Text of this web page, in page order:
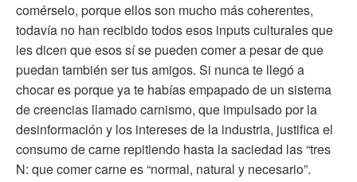
comérselo, porque ellos son mucho más coherentes,
todavía no han recibido todos esos inputs culturales que
les dicen que esos sí se pueden comer a pesar de que
puedan también ser tus amigos. Si nunca te llegó a
chocar es porque ya te habías empapado de un sistema
de creencias llamado carnismo, que impulsado por la
desinformación y los intereses de la industria, justifica el
consumo de carne repitiendo hasta la saciedad las “tres
N: que comer carne es “normal, natural y necesario”.